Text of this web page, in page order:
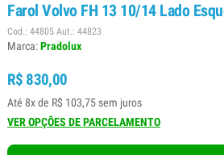
Farol Volvo FH 13 10/14 Lado
Cod.: 44805 Aut.: 44823
Marca:Pradolux
R$ 830,00
Até 8x de R$ 103,75 sem juros
VER OPÇÕES DE PARCELAMENTO